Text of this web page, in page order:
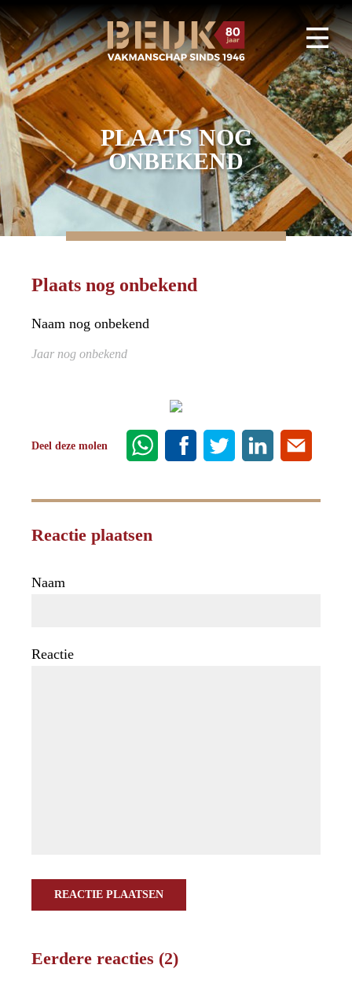
PLAATS NOG
ONBEKEND
Plaats nog onbekend
Naam nog onbekend
Jaar nog onbekend
Deel deze molen
Reactie plaatsen
Naam
Reactie
REACTIE PLAATSEN
Eerdere reacties (2)